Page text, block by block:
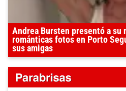
Andrea Bursten presentó a su
románticas fotos en Porto
sus amigas